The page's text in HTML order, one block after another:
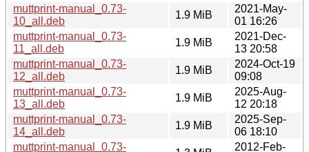
muttprint-manual_0.73-
10_all.deb
1.9 MiB
2021-May-
01 16:26
muttprint-manual_0.73-
11_all.deb
1.9 MiB
2021-Dec-
13 20:58
muttprint-manual_0.73-
12_all.deb
1.9 MiB
2024-Oct-19
09:08
muttprint-manual_0.73-
13_all.deb
1.9 MiB
2025-Aug-
12 20:18
muttprint-manual_0.73-
14_all.deb
1.9 MiB
2025-Sep-
06 18:10
muttprint-manual_0.73-
2012-Feb-